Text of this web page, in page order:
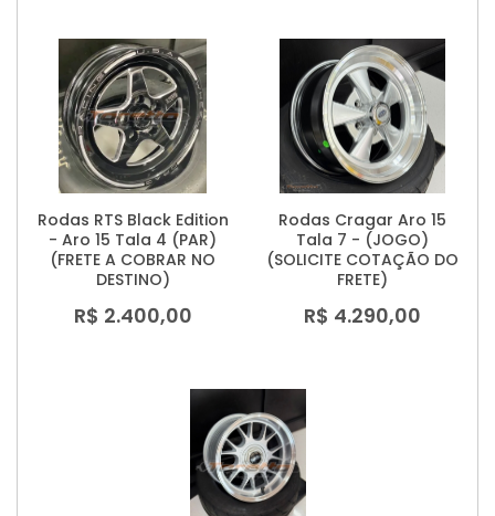
Rodas RTS Black Edition
- Aro 15 Tala 4 (PAR)
(FRETE A COBRAR NO
DESTINO)
R$ 2.400,00
Rodas Cragar Aro 15
Tala 7 - (JOGO)
(SOLICITE COTAÇÃO DO
FRETE)
R$ 4.290,00